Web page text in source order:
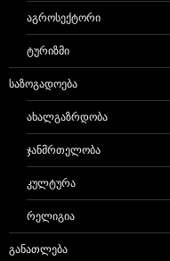
ᲐᲒᲠᲝᲡᲔᲥᲢᲝᲠᲘ
ᲢᲣᲠᲘᲖᲛᲘ
ᲡᲐᲖᲝᲒᲐᲓᲝᲔᲑᲐ
ᲐᲮᲐᲚᲒᲐᲖᲠᲓᲝᲑᲐ
ᲯᲐᲜᲛᲠᲗᲔᲚᲝᲑᲐ
ᲙᲣᲚᲢᲣᲠᲐ
ᲠᲔᲚᲘᲒᲘᲐ
ᲒᲐᲜᲐᲗᲚᲔᲑᲐ